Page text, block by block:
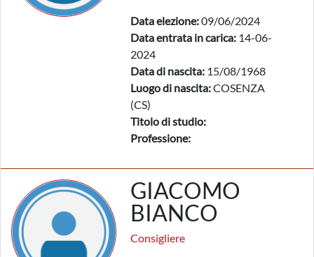
Data elezione:09/06/2024
Data entrata in carica: 14-06-
2024
Data di nascita: 15/08/1968
Luogo di nascita:COSENZA
(CS)
Titolo di studio:
Professione:
GIACOMO
BIANCO
Consigliere